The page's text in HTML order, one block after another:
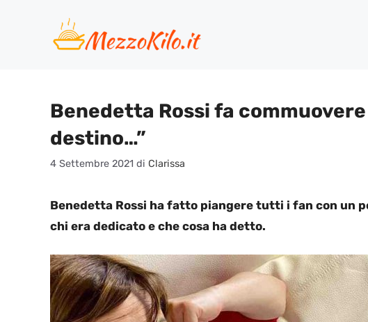
contenuto
Benedetta Rossi fa
destino…”
4 Settembre 2021 di Clarissa
Benedetta Rossi ha fatto piangere tutti i fan con un
chi era dedicato e che cosa ha detto.